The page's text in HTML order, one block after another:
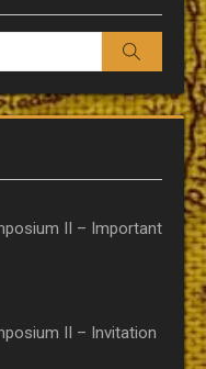
Search
II – Important
II – Invitation